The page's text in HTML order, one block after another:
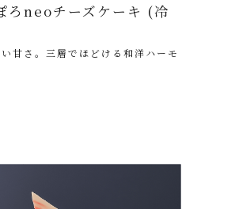
ろneoチーズケーキ (冷
甘さ。三層でほどける和洋ハーモ